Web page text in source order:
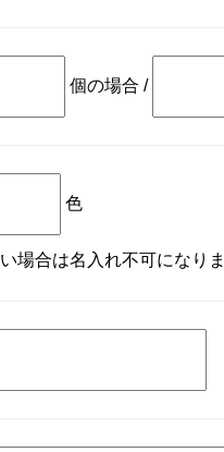
個の場合 /
色
場合は名入れ不可になりま